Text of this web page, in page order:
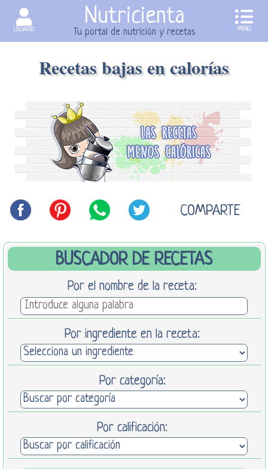
USUARIO
Nutricienta
Tu portal de nutrición y recetas MENU
Recetas bajas en calorías
COMPARTE
BUSCADOR DE RECETAS
Por el nombre de la receta:
Por ingrediente en la receta:
Por categoría:
Por calificación: